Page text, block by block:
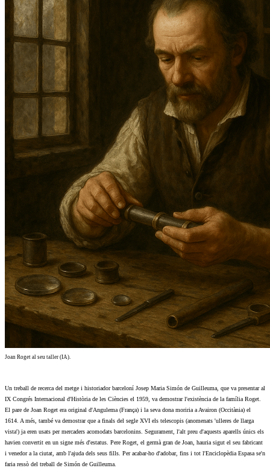
Joan Roget al seu taller (IA).
Un treball de recerca del metge i historiador barceloní Josep Maria Simón de Guilleuma, que va presentar al
IX Congrés Internacional d'Història de les Ciències el 1959, va demostrar l'existència de la família Roget.
El pare de Joan Roget era original d'Angulema (França) i la seva dona moriria a Avairon (Occitània) el
1614. A més, també va demostrar que a finals del segle XVI els telescopis (anomenats 'ulleres de llarga
vista') ja eren usats per mercaders acomodats barcelonins. Segurament, l'alt preu d'aquests aparells únics els
havien convertit en un signe més d'estatus. Pere Roget, el germà gran de Joan, hauria sigut el seu fabricant
i venedor a la ciutat, amb l'ajuda dels seus fills. Per acabar-ho d'adobar, fins i tot l'Enciclopèdia Espasa se'n
faria ressò del treball de Simón de Guilleuma.